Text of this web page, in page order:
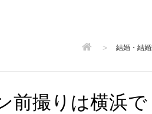
> 結婚・結
前撮りは横浜